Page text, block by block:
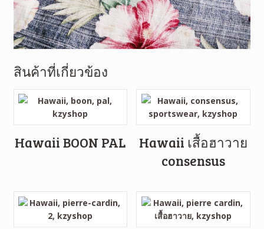
สินค้าที่เกี่ยวข้อง
Hawaii BOON PAL
Hawaii เสื้อฮาวาย
consensus